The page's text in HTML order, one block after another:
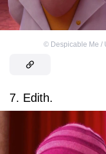
© Despicable Me /
7. Edith.